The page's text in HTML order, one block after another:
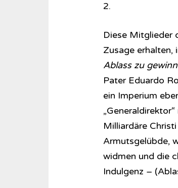
2.
Diese Mitglieder
Zusage erhalten,
Ablass zu
Pater Eduardo
ein Imperium
Milliardäre
Armutsgelübde,
widmen und die
Indulgenz –